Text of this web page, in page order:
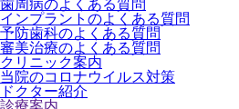
歯周病のよくある質問
インプラントのよくある質問
予防歯科のよくある質問
審美治療のよくある質問
クリニック案内
当院のコロナウイルス対策
ドクター紹介
診療案内